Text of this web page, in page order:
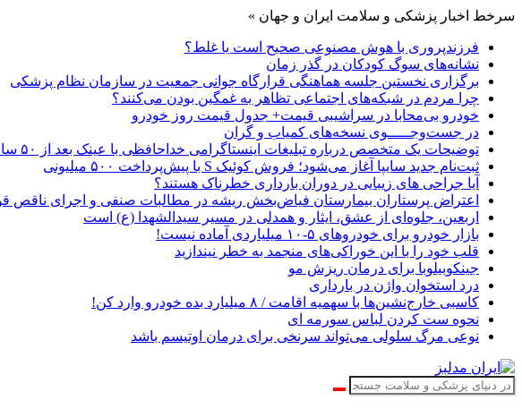
سرخط اخبار پزشکی و سلامت ایران و جهان »
فرزندپروری با هوش مصنوعی صحیح است یا غلط؟
نشانه‌های سوگ کودکان در گذر زمان
برگزاری نخستین جلسه هماهنگی قرارگاه جوانی جمعیت در سازمان نظام پزشکی
چرا مردم در شبکه‌های اجتماعی تظاهر به غمگین بودن می‌کنند؟
خودرو بی‌محابا در سراشیبی قیمت+ جدول قیمت روز خودرو
در جست‌وجـــــوی نسخه‌های کمیاب و گران
توضیحات یک متخصص درباره تبلیغات اینستاگرامی خداحافظی با عینک بعد از ۵۰ سالگی؛ واقعیت یا شایعه؟
ثبت‌نام جدید سایپا آغاز می‌شود؛ فروش کوئیک S با پیش‌پرداخت ۵۰۰ میلیونی
آیا جراحی های زیبایی در دوران بارداری خطرناک هستند؟
اعتراض پرستاران بیمارستان فیاض‌بخش ریشه در مطالبات صنفی و اجرای ناقص
اربعین، جلوه‌ای از عشق، ایثار و همدلی در مسیر سیدالشهدا (ع) است
بازار خودرو برای خودروهای ۵-۱۰ میلیاردی آماده نیست!
قلب خود را با این خوراکی‌های منجمد به خطر نیندازید
جینکوبیلوبا برای درمان ریزش مو
درد استخوان واژن در بارداری
کاسبی خارج‌نشین‌ها با سهمیه اقامت / ۸ میلیارد بده خودرو وارد کن!
نحوه ست کردن لباس سورمه ای
نوعی مرگ سلولی می‌تواند سرنخی برای درمان اوتیسم باشد